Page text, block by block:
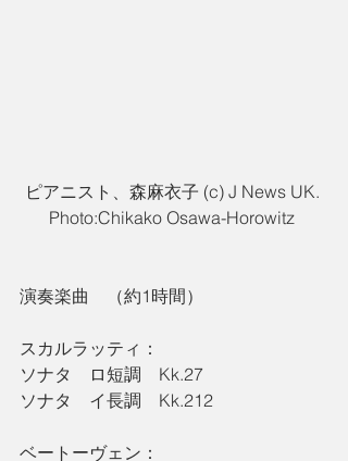
ピアニスト、森麻衣子 (c) J News UK.
Photo:Chikako Osawa-Horowitz
演奏楽曲　（約1時間）
スカルラッティ：
ソナタ　ロ短調　Kk.27
ソナタ　イ長調　Kk.212
ベートーヴェン：